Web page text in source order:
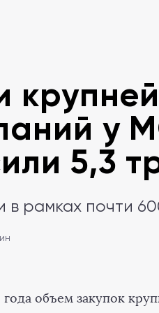
у
5,3
в рамках почти
года объем закупок